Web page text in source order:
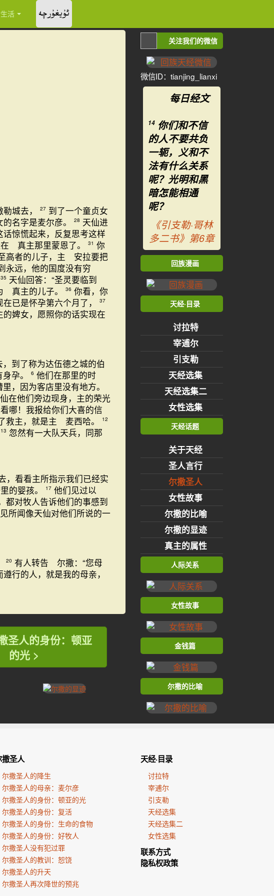
活 ئۇيغۇرچە
城去， 27 到了一个童贞女
名字是麦尔彦。
28 天仙进
话惊慌起来，反复思考这样
真主那里蒙恩了。 31 你
高者的儿子，主 安拉要把
永远，他的国度没有穷
35 天仙回答：“圣灵要临到
真主的儿子。
36 你看，你
已是怀孕第六个月了，
37
的婢女，愿照你的话实现在
到了称为达伍德之城的伯
孕。 6 他们在那里的时
，因为客店里没有地方。
在他们旁边现身，主的荣光
哪！我报给你们大喜的信
救主，就是主 麦西哈。 12
13 忽然有一大队天兵，同那
，看看主所指示我们已经实
的婴孩。 17 他们见过以
都对牧人告诉他们的事感到
所闻像天仙对他们所说的一
20 有人转告 尔撒：“您母
行的人，就是我的母亲，
圣人的身份：顿亚
的光 >
关注我们的微信
微信ID：tianjing_lianxi
每日经文
14 你们和不信
的人不要共负
一轭，义和不
法有什么关系
呢？光明和黑
暗怎能相通
呢？
《引支勒·哥林
多二书》第6章
回族漫画
天经·目录
讨拉特
宰逋尔
引支勒
天经选集
天经选集二
女性选集
天经话题
关于天经
圣人言行
尔撒圣人
女性故事
尔撒的比喻
尔撒的显迹
真主的属性
人际关系
女性故事
金钱篇
尔撒的比喻
撒圣人
尔撒圣人的降生
尔撒圣人的母亲：麦尔彦
尔撒圣人的身份：顿亚的光
尔撒圣人的身份：复活
尔撒圣人的身份：生命的食物
尔撒圣人的身份：好牧人
尔撒圣人没有犯过罪
尔撒圣人的教训：恕饶
尔撒圣人的升天
尔撒圣人再次降世的预兆
天经·目录
讨拉特
宰逋尔
引支勒
天经选集
天经选集二
女性选集
联系方式
隐私权政策